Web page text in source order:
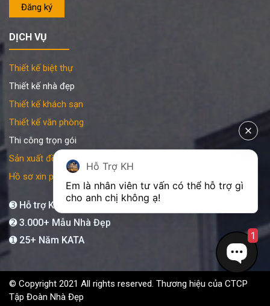
DỊCH VỤ
Thiết kế biệt thự
Thiết kế nhà đẹp
Thiết kế khách sạn
Thiết kế văn phòng
Thi công trọn gói
Sản xuất đồ gỗ nội thất
Hồ sơ xin phép xây dựng
➌ Hỗ trợ KATA 24/7
➋ 3.000+ Mẫu Nhà Đẹp
➊ 25+ Năm KATA
© Copyright 2021 All rights reserved. Thương hiệu của CTCP
Tập Đoàn Nhà Đẹp
Hỗ Trợ KH
Em là nhân viên tư vấn có thể hỗ trợ gì
cho anh chị không ạ!
1